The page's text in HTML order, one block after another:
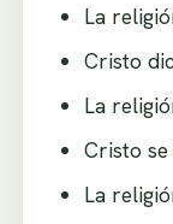
La
Cristo
La
Cristo
La